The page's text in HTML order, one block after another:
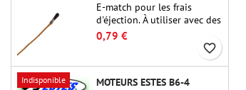
E-match pour les frais
d'éjection. À utiliser avec des
altimètres ou d'autres
appareils électroniques.
0,79 €
favorite_border
Indisponible
MOTEURS ESTES B6-4